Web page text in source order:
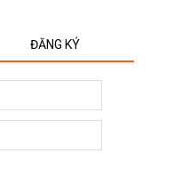
ĐĂNG KÝ